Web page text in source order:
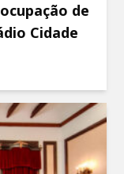
de
Cidade